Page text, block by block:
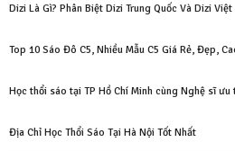
Dizi Là Gì? Phân Biệt Dizi Trung Quốc Và Dizi
Top 10 Sáo Đô C5, Nhiều Mẫu C5 Giá Rẻ, Đẹp,
Học thổi sáo tại TP Hồ Chí Minh cùng Nghệ sĩ ưu
Địa Chỉ Học Thổi Sáo Tại Hà Nội Tốt Nhất